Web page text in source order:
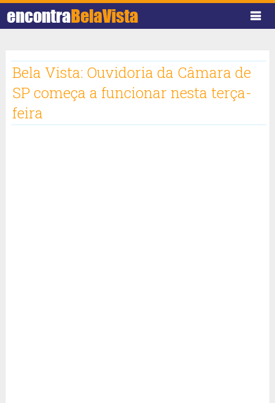
Bela Vista: Ouvidoria da Câmara de
SP começa a funcionar nesta terça-
feira